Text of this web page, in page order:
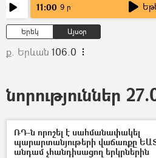
11:00 9 ր
Երեկ Այսօր
ք. Երևան 106.0
նորություններ
ՌԴ-ն որոշել է սահմանափակել
պարարտանյութերի վաճառքը
անդամ չհանդիսացող երկրներին